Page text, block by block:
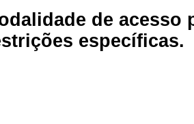
de
específicas.